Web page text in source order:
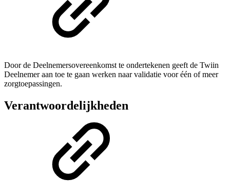
Door de Deelnemersovereenkomst te ondertekenen geeft de Twiin
Deelnemer aan toe te gaan werken naar validatie voor één of meer
zorgtoepassingen.
Verantwoordelijkheden